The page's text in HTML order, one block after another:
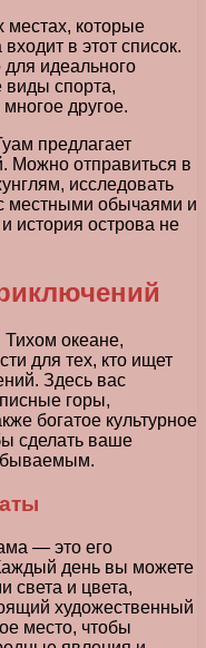
местах, которые
в этот список.
идеального
виды спорта,
другое.
предлагает
Можно отправиться в
исследовать
местными обычаями и
история острова не
Тихом океане,
для тех, кто ищет
Здесь вас
горы,
богатое культурное
сделать ваше
— это его
день вы можете
света и цвета,
художественный
место, чтобы